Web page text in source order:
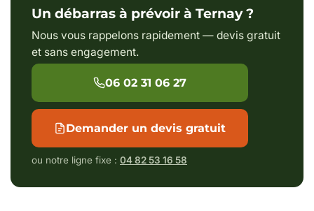
Un débarras à prévoir à Ternay ?
Nous vous rappelons rapidement — devis gratuit
et sans engagement.
06 02 31 06 27
Demander un devis gratuit
ou notre ligne fixe : 04 82 53 16 58